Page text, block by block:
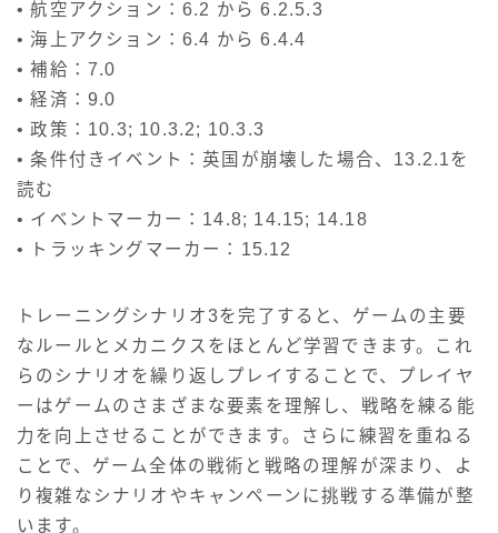
• 航空アクション：6.2 から 6.2.5.3
• 海上アクション：6.4 から 6.4.4
• 補給：7.0
• 経済：9.0
• 政策：10.3; 10.3.2; 10.3.3
• 条件付きイベント：英国が崩壊した場合、13.2.1を
読む
• イベントマーカー：14.8; 14.15; 14.18
• トラッキングマーカー：15.12
トレーニングシナリオ3を完了すると、ゲームの主要
なルールとメカニクスをほとんど学習できます。これ
らのシナリオを繰り返しプレイすることで、プレイヤ
ーはゲームのさまざまな要素を理解し、戦略を練る能
力を向上させることができます。さらに練習を重ねる
ことで、ゲーム全体の戦術と戦略の理解が深まり、よ
り複雑なシナリオやキャンペーンに挑戦する準備が整
います。